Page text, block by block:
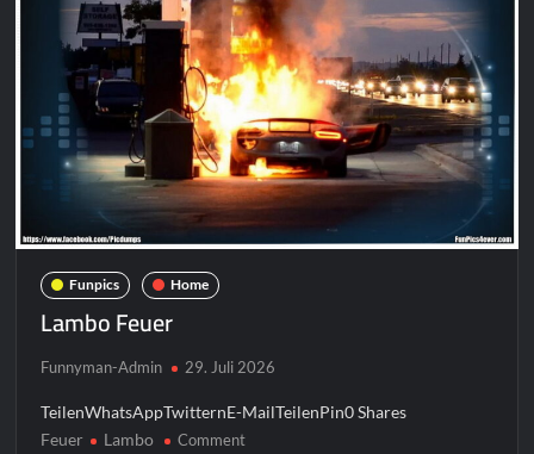
Funpics Home
Lambo Feuer
Funnyman-Admin 29. Juli 2026
TeilenWhatsAppTwitternE-MailTeilenPin0 Shares
Feuer
Lambo Commenton